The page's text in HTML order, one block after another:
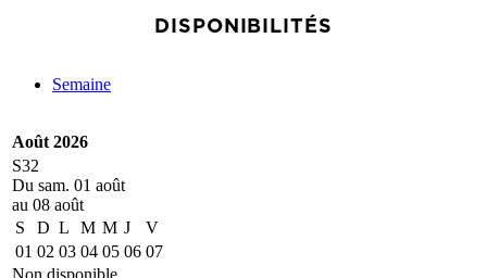
DISPONIBILITÉS